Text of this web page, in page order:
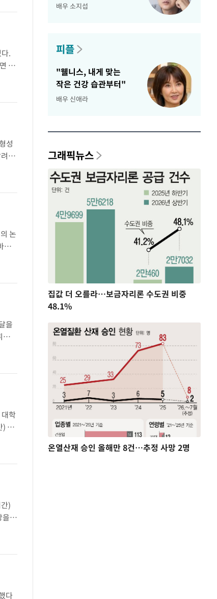
.
폭
.
성
진
대
논
탕
을
에
학
) 트
)
을
다
배우 소지섭
피플
"웰니스, 내게 맞는
작은 건강 습관부터"
배우 신애라
그래픽뉴스
집값 더 오를라…보금자리론 수도권 비중
48.1%
온열산재 승인 올해만 8건…추정 사망 2명